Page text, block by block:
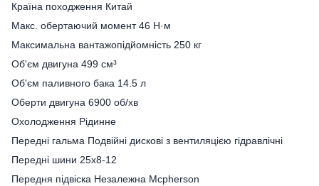
Країна походження Китай
Макс. обертаючий момент 46 Н·м
Максимальна вантажопідйомність 250 кг
Об'єм двигуна 499 см³
Об'єм паливного бака 14.5 л
Оберти двигуна 6900 об/хв
Охолодження Рідинне
Передні гальма Подвійні дискові з вентиляцією гідравлічні
Передні шини 25х8-12
Передня підвіска Незалежна Mcpherson